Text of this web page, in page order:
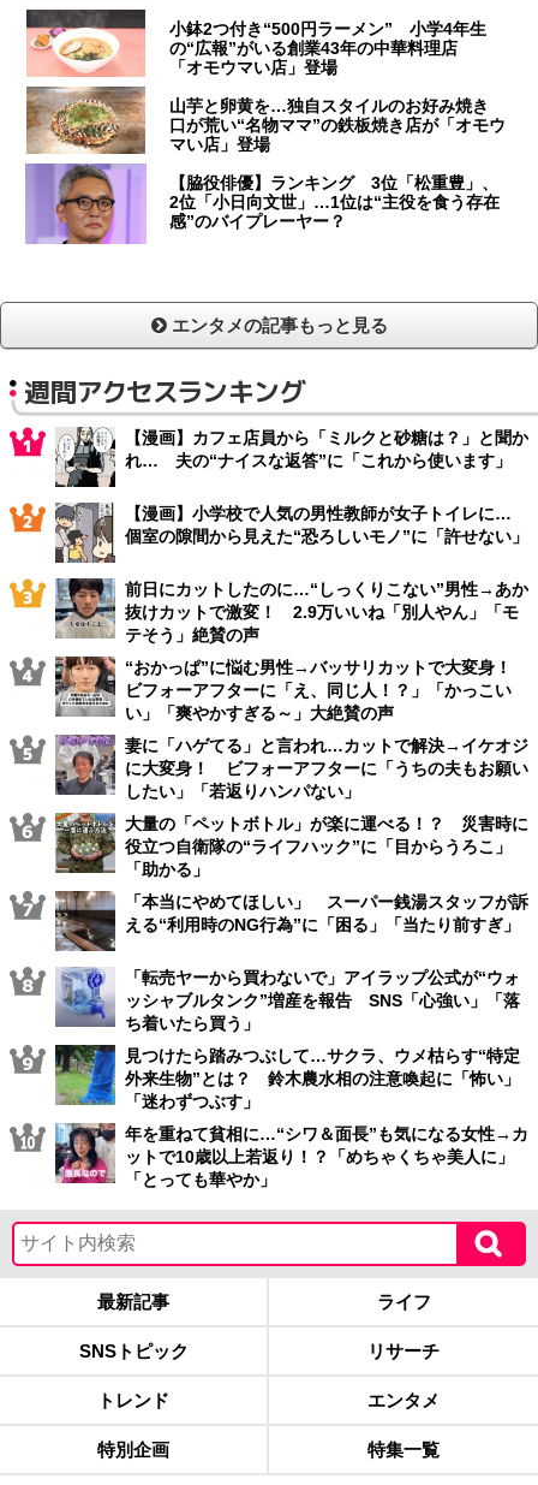
小鉢2つ付き“500円ラーメン” 小学4年生
の“広報”がいる創業43年の中華料理店
「オモウマい店」登場
山芋と卵黄を…独自スタイルのお好み焼き
口が荒い“名物ママ”の鉄板焼き店が「オモウ
マい店」登場
【脇役俳優】ランキング 3位「松重豊」、
2位「小日向文世」…1位は“主役を食う存在
感”のバイプレーヤー？
エンタメの記事もっと見る
週間アクセスランキング
【漫画】カフェ店員から「ミルクと砂糖は？」と聞か
れ… 夫の“ナイスな返答”に「これから使います」
【漫画】小学校で人気の男性教師が女子トイレに…
個室の隙間から見えた“恐ろしいモノ”に「許せない」
前日にカットしたのに…“しっくりこない”男性→あか
抜けカットで激変！ 2.9万いいね「別人やん」「モ
テそう」絶賛の声
“おかっぱ”に悩む男性→バッサリカットで大変身！
ビフォーアフターに「え、同じ人！？」「かっこい
い」「爽やかすぎる～」大絶賛の声
妻に「ハゲてる」と言われ…カットで解決→イケオジ
に大変身！ ビフォーアフターに「うちの夫もお願い
したい」「若返りハンパない」
大量の「ペットボトル」が楽に運べる！？ 災害時に
役立つ自衛隊の“ライフハック”に「目からうろこ」
「助かる」
「本当にやめてほしい」 スーパー銭湯スタッフが訴
える“利用時のNG行為”に「困る」「当たり前すぎ」
「転売ヤーから買わないで」アイラップ公式が“ウォ
ッシャブルタンク”増産を報告 SNS「心強い」「落
ち着いたら買う」
見つけたら踏みつぶして…サクラ、ウメ枯らす“特定
外来生物”とは？ 鈴木農水相の注意喚起に「怖い」
「迷わずつぶす」
年を重ねて貧相に…“シワ＆面長”も気になる女性→カ
ットで10歳以上若返り！？「めちゃくちゃ美人に」
「とっても華やか」
最新記事 ライフ
SNSトピック リサーチ
トレンド エンタメ
特別企画 特集一覧